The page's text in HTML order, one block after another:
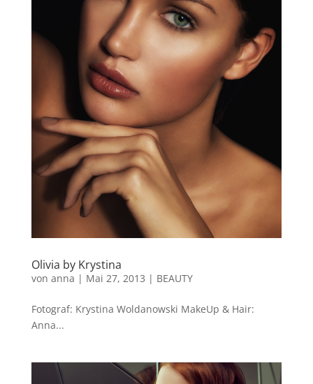
Olivia by Krystina
von anna | Mai 27, 2013 | BEAUTY
Fotograf: Krystina Woldanowski MakeUp & Hair:
Anna...